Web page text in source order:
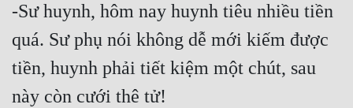
-Sư huynh, hôm nay huynh tiêu nhiều tiền
quá. Sư phụ nói không dễ mới kiếm được
tiền, huynh phải tiết kiệm một chút, sau
này còn cưới thê tử!